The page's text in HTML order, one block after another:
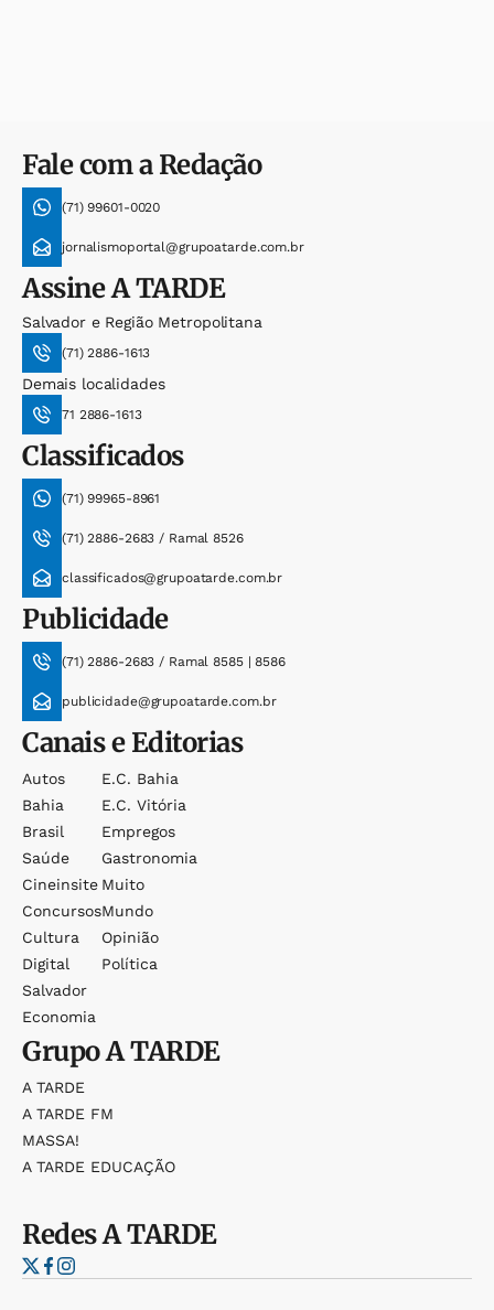
Fale com a Redação
(71) 99601-0020
jornalismoportal@grupoatarde.com.br
AssineA TARDE
Salvador e Região Metropolitana
(71) 2886-1613
Demais localidades
71 2886-1613
Classificados
(71) 99965-8961
(71) 2886-2683 / Ramal 8526
classificados@grupoatarde.com.br
Publicidade
(71) 2886-2683 / Ramal 8585 | 8586
publicidade@grupoatarde.com.br
Canais e Editorias
Autos
Bahia
Brasil
Saúde
Cineinsite
Concursos
Cultura
Digital
Salvador
Economia
E.c. Bahia
E.c. Vitória
Empregos
Gastronomia
Muito
Mundo
Opinião
Política
GrupoA TARDE
A TARDE
A TARDE FM
MASSA!
A TARDE EDUCAÇÃO
RedesA TARDE